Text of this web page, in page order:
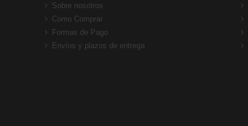
Sobre nosotros
Como Comprar
Formas de Pago
Envíos y plazos de entrega